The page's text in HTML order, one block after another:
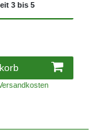
3 bis 5